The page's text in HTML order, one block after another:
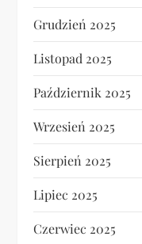
Grudzień 2025
Listopad 2025
Październik 2025
Wrzesień 2025
Sierpień 2025
Lipiec 2025
Czerwiec 2025